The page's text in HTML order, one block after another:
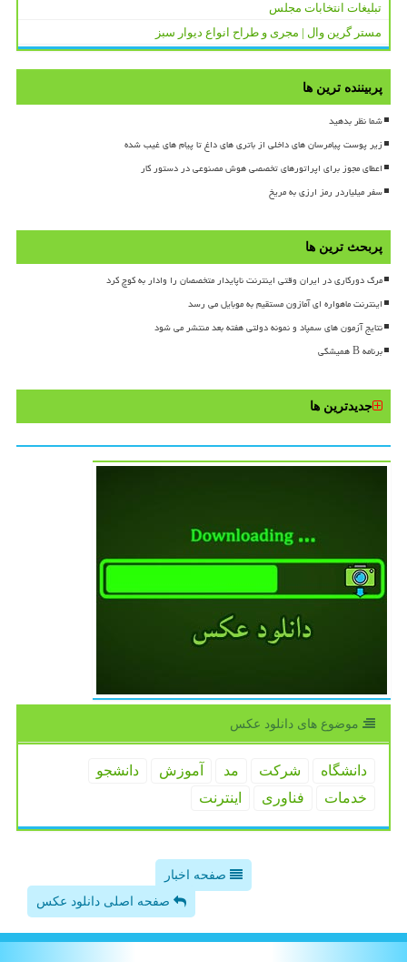
تبلیغات انتخابات مجلس
مستر گرین وال | مجری و طراح انواع دیوار سبز
پربیننده ترین ها
شما نظر بدهید
زیر پوست پیامرسان های داخلی از باتری های داغ تا پیام های غیب شده
اعطای مجوز برای اپراتورهای تخصصی هوش مصنوعی در دستور کار
سفر میلیاردر رمز ارزی به مریخ
پربحث ترین ها
مرگ دورکاری در ایران وقتی اینترنت ناپایدار متخصصان را وادار به کوچ کرد
اینترنت ماهواره ای آمازون مستقیم به موبایل می رسد
نتایج آزمون های سمپاد و نمونه دولتی هفته بعد منتشر می شود
برنامه B همیشگی
جدیدترین ها
موضوع های دانلود عكس
دانشگاه شركت مد آموزش
دانشجو
خدمات
فناوری اینترنت
صفحه اخبار
صفحه اصلی دانلود عکس